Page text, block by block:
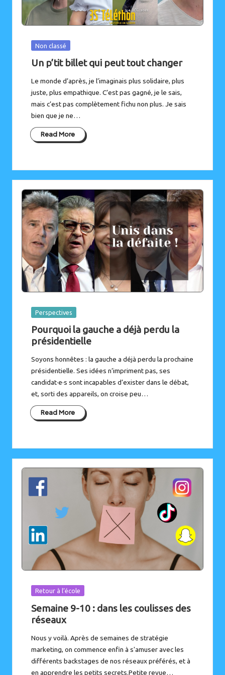
Posted
Non classé
Un p’tit billet qui peut tout changer
Le monde d’après, je l’imaginais plus solidaire, plus
juste, plus empathique. C’est pas gagné, je le sais,
mais c’est pas complètement fichu non plus. Je sais
bien que je ne…
Read More
Posted
Perspectives
Pourquoi la gauche a déjà perdu la
présidentielle
Soyons honnêtes : la gauche a déjà perdu la prochaine
présidentielle. Ses idées n’impriment pas, ses
candidat·e·s sont incapables d’exister dans le débat,
et, sorti des appareils, on croise peu…
Read More
Posted
Retour à l’école
Semaine 9-10 : dans les coulisses des
réseaux
Nous y voilà. Après de semaines de stratégie
marketing, on commence enfin à s'amuser avec les
différents backstages de nos réseaux préférés, et à
en apprendre les petits secrets.Petite revue…